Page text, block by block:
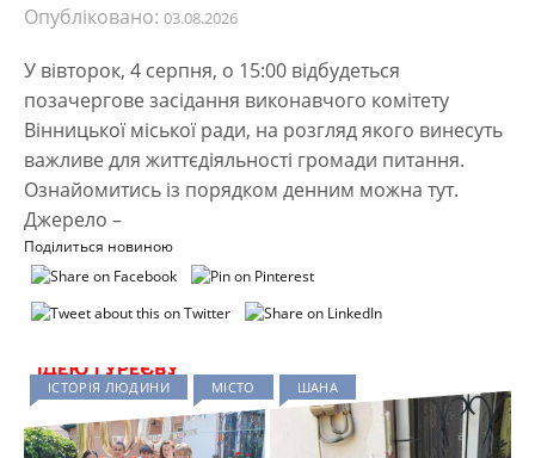
Опубліковано: 03.08.2026
У вівторок, 4 серпня, о 15:00 відбудеться
позачергове засідання виконавчого комітету
Вінницької міської ради, на розгляд якого винесуть
важливе для життєдіяльності громади питання.
Ознайомитись із порядком денним можна тут.
Джерело –
Поділиться новиною
ІСТОРІЯ ЛЮДИНИ МІСТО ШАНА